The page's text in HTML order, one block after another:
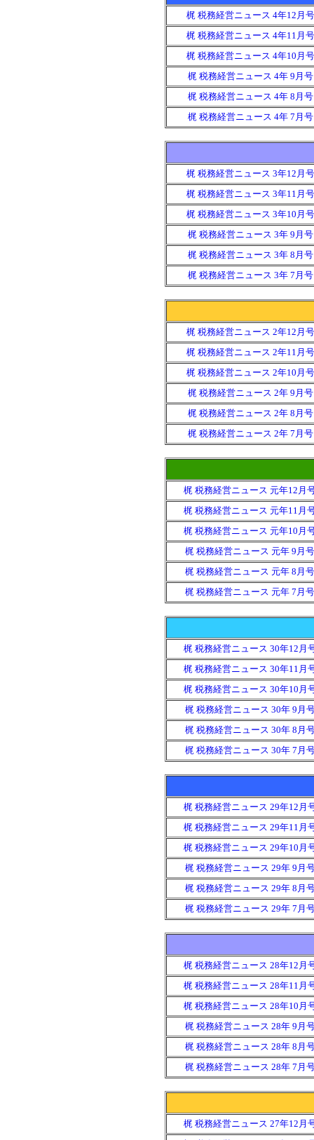
梶 税務経営ニュース 4年12月号
梶 税務経営ニュース 4年11月号
梶 税務経営ニュース 4年10月号
梶 税務経営ニュース 4年 9月号
梶 税務経営ニュース 4年 8月号
梶 税務経営ニュース 4年 7月号
梶 税務経営ニュース 3年12月号
梶 税務経営ニュース 3年11月号
梶 税務経営ニュース 3年10月号
梶 税務経営ニュース 3年 9月号
梶 税務経営ニュース 3年 8月号
梶 税務経営ニュース 3年 7月号
梶 税務経営ニュース 2年12月号
梶 税務経営ニュース 2年11月号
梶 税務経営ニュース 2年10月号
梶 税務経営ニュース 2年 9月号
梶 税務経営ニュース 2年 8月号
梶 税務経営ニュース 2年 7月号
梶 税務経営ニュース 元年12月
梶 税務経営ニュース 元年11月
梶 税務経営ニュース 元年10月
梶 税務経営ニュース 元年 9月号
梶 税務経営ニュース 元年 8月号
梶 税務経営ニュース 元年 7月号
梶 税務経営ニュース 30年12月
梶 税務経営ニュース 30年11月
梶 税務経営ニュース 30年10月
梶 税務経営ニュース 30年 9月
梶 税務経営ニュース 30年 8月
梶 税務経営ニュース 30年 7月
梶 税務経営ニュース 29年12月
梶 税務経営ニュース 29年11月
梶 税務経営ニュース 29年10月
梶 税務経営ニュース 29年 9月
梶 税務経営ニュース 29年 8月
梶 税務経営ニュース 29年 7月
梶 税務経営ニュース 28年12月
梶 税務経営ニュース 28年11月
梶 税務経営ニュース 28年10月
梶 税務経営ニュース 28年 9月
梶 税務経営ニュース 28年 8月
梶 税務経営ニュース 28年 7月
梶 税務経営ニュース 27年12月